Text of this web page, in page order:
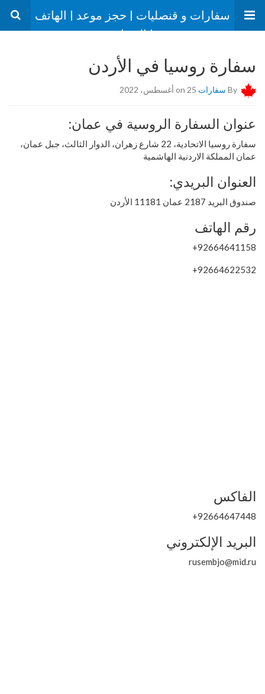
سفارات و قنصليات | حجز موعد | الهاتف
| العنوان
سفارة روسيا في الأردن
By سفارات
عنوان السفارة الروسية في عمان:
سفارة روسيا الاتحادية،
22 شارع زهران، الدوار الثالث، جبل عمان،
عمان المملكة الاردنية الهاشمية
العنوان البريدي:
صندوق البريد 2187 عمان 11181 الأردن
رقم الهاتف
92664641158+
92664622532+
الفاكس
92664647448+
البريد الإلكتروني
rusembjo@mid.ru